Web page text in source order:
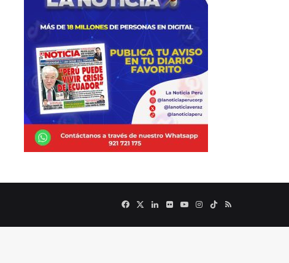
FacebookLinkedIn
FlickrYouTubeInstagram
TikTok